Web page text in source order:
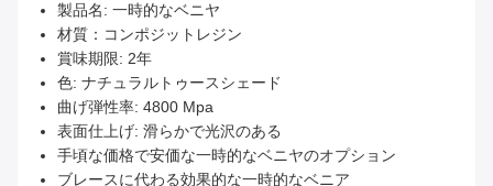
製品名: 一時的なベニヤ
材質：コンポジットレジン
賞味期限: 2年
色: ナチュラルトゥースシェード
曲げ弾性率: 4800 Mpa
表面仕上げ: 滑らかで光沢のある
手頃な価格で安価な一時的なベニヤのオプション
ブレースに代わる効果的な一時的なベニア